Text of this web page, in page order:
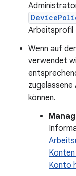
Arbeitsprofil
Wenn auf
verwendet
können.
Konto